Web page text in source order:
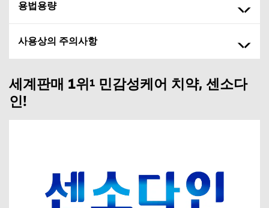
용법용량
사용상의 주의사항
세계판매 1위 1 민감성케어 치약, 센소다
인!